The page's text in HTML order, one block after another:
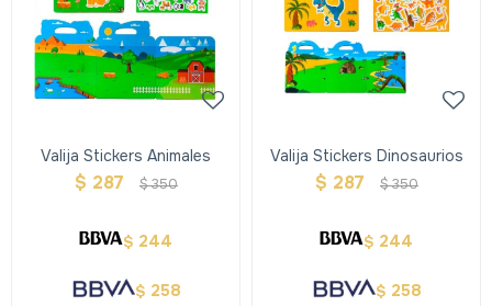
Valija Stickers Animales
$ 287 $350
$ 244
$ 258
Valija Stickers Dinosaurios
$ 287 $350
$ 244
$ 258